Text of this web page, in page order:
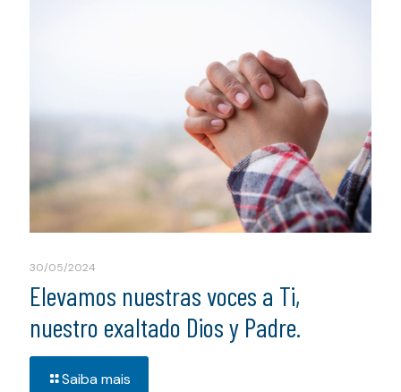
30/05/2024
Elevamos nuestras voces a Ti,
nuestro exaltado Dios y Padre.
Saiba mais